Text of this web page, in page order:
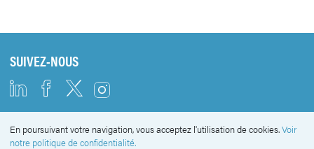
SUIVEZ-NOUS
NEWSLETTER
En poursuivant votre navigation, vous acceptez l'utilisation de cookies.Voir
notre politique de confidentialité.